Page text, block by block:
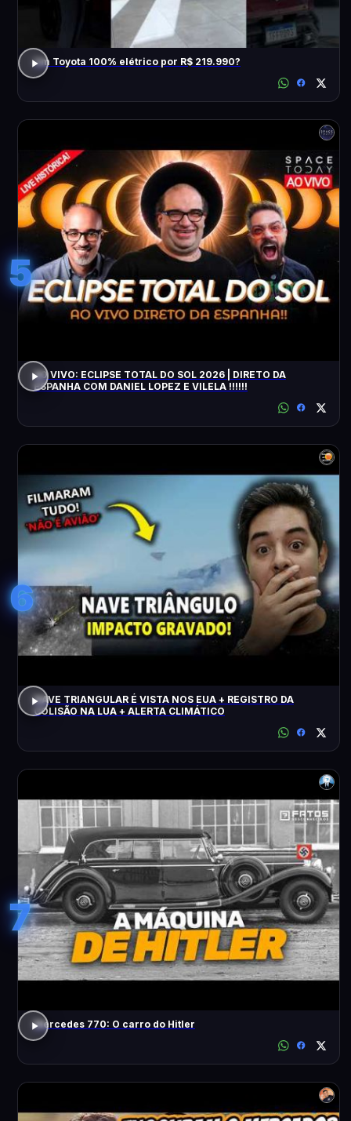
Um Toyota 100% elétrico por R$ 219.990?
5
AO VIVO: ECLIPSE TOTAL DO SOL 2026 | DIRETO DA
ESPANHA COM DANIEL LOPEZ E VILELA !!!!!!
6
NAVE TRIANGULAR É VISTA NOS EUA + REGISTRO DA
COLISÃO NA LUA + ALERTA CLIMÁTICO
7
Mercedes 770: O carro do Hitler